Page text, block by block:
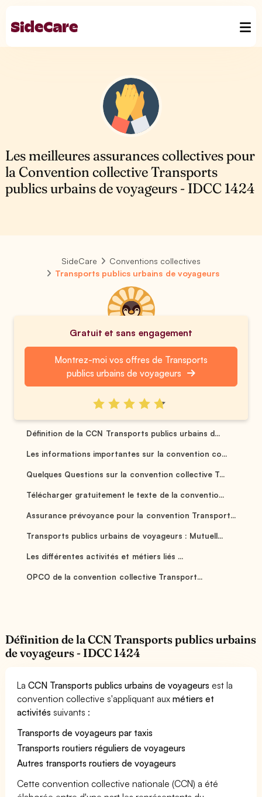
Les meilleures assurances collectives pour
la Convention collective Transports
publics urbains de voyageurs - IDCC 1424
SideCare
Conventions collectives
Transports publics urbains de voyageurs
Gratuit et sans engagement
Montrez-moi vos offres de Transports
publics urbains de voyageurs
Définition de la CCN Transports publics urbains d...
Les informations importantes sur la convention co...
Quelques Questions sur la convention collective T...
Télécharger gratuitement le texte de la conventio...
Assurance prévoyance pour la convention Transport...
Transports publics urbains de voyageurs : Mutuell...
Les différentes activités et métiers liés ...
OPCO de la convention collective Transport...
Définition de la CCN Transports publics urbains
de voyageurs - IDCC 1424
LaCCN Transports publics urbains de voyageurs est la
convention collective s'appliquant auxmétiers et
activités suivants :
Transports de voyageurs par taxis
Transports routiers réguliers de voyageurs
Autres transports routiers de voyageurs
Cette convention collective nationale (CCN) a été